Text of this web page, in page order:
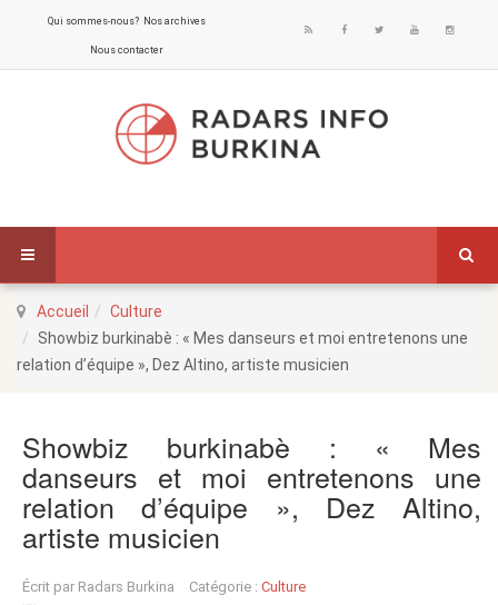
Qui sommes-nous? Nos archives
Nous contacter
Accueil
Culture
Showbiz burkinabè : « Mes danseurs et moi entretenons une
relation d’équipe », Dez Altino, artiste musicien
Showbiz burkinabè : « Mes
danseurs et moi entretenons une
relation d’équipe », Dez Altino,
artiste musicien
Écrit par Radars Burkina Catégorie : Culture